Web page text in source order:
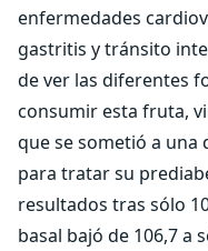
enfermedades
gastritis y tránsito
de ver las diferentes
consumir esta fruta,
que se sometió a una
para tratar su
resultados tras sólo
basal bajó de 106,7 a